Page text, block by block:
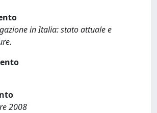
in Italia: stato attuale e
2008